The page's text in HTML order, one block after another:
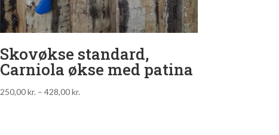
Skovøkse standard,
Carniola økse med patina
250,00kr. –428,00kr.